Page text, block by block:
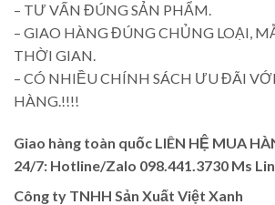
– TƯ VẤN ĐÚNG SẢN PHẨM.
– GIAO HÀNG ĐÚNG CHỦNG LOẠI,
THỜI GIAN.
– CÓ NHIỀU CHÍNH SÁCH ƯU ĐÃI
HÀNG.!!!!
Giao hàng toàn quốc LIÊN HỆ MUA
24/7: Hotline/Zalo 098.441.3730 Ms
Công ty TNHH Sản Xuất Việt Xanh